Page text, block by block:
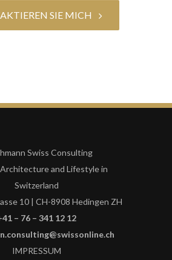
SIE MICH
Swiss Consulting
and Lifestyle in
Switzerland
10 | CH-8908 Hedingen ZH
– 76 – 341 12 12
IMPRESSUM